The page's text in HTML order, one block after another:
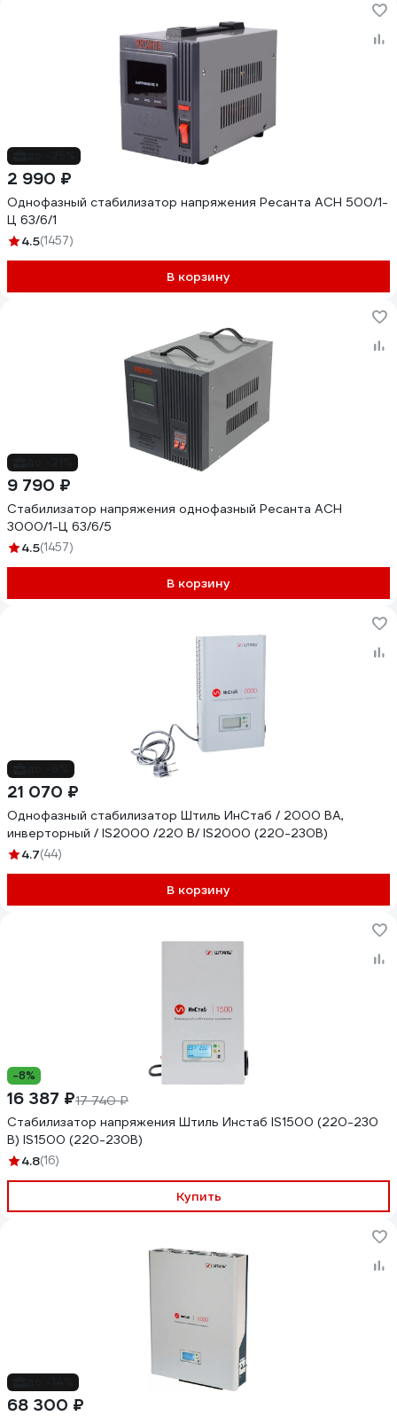
2 990 ₽
Однофазный стабилизатор напряжения Ресанта АСН 500/1-
Ц 63/6/1
4.5(1457)
В корзину
9 790 ₽
Стабилизатор напряжения однофазный Ресанта АСН
3000/1-Ц 63/6/5
4.5(1457)
В корзину
21 070 ₽
Однофазный стабилизатор Штиль ИнСтаб / 2000 ВА,
инверторный / IS2000 /220 В/ IS2000 (220-230В)
4.7(44)
В корзину
-8%
16 387 ₽17 740 ₽
Стабилизатор напряжения Штиль Инстаб IS1500 (220-230
В) IS1500 (220-230В)
4.8(16)
Купить
68 300 ₽